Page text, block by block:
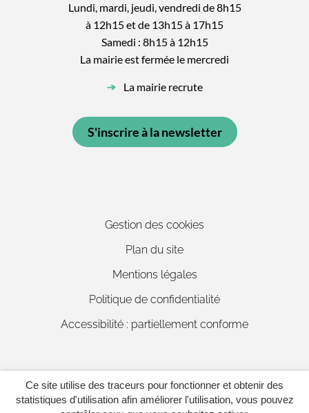
Ce site utilise des traceurs pour fonctionner et obtenir des
statistiques d'utilisation afin améliorer l'utilisation, vous pouvez
Lundi, mardi, jeudi, vendredi de 8h15
à 12h15 et de 13h15 à 17h15
Samedi : 8h15 à 12h15
La mairie est fermée le mercredi
La mairie recrute
S'inscrire à la newsletter
Gestion des cookies
Plan du site
Mentions légales
Politique de confidentialité
Accessibilité : partiellement conforme
Site réalisé parInovagora (ouverture dans un